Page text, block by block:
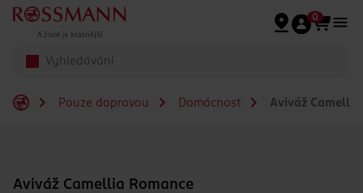
Přeskočit na hlavmní obsah
0
Pouze dopravou Domácnost Aviváž Camellia
Aviváž Camellia Romance